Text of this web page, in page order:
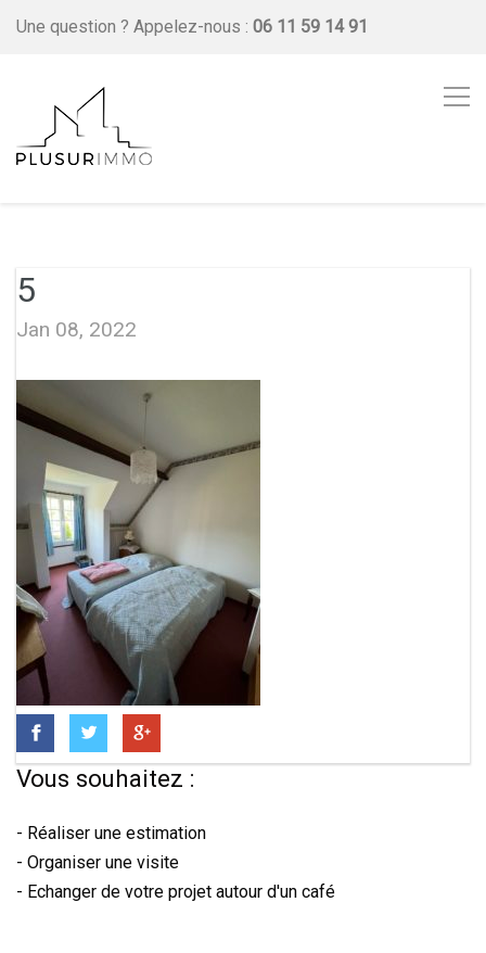
Une question ? Appelez-nous : 06 11 59 14 91
5
Jan 08, 2022
Vous souhaitez :
- Réaliser une estimation
- Organiser une visite
- Echanger de votre projet autour d'un café